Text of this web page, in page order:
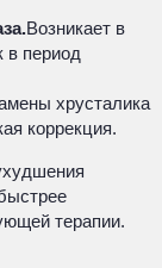
Возникает в
в период
хрусталика
коррекция.
терапии.